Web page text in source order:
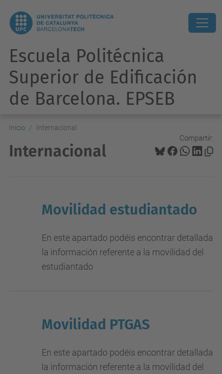
Escuela Politécnica
Superior de Edificación
de Barcelona. EPSEB
Inicio Internacional
Compartir:
Internacional
Movilidad estudiantado
En este apartado podéis encontrar detallada
la información referente a la movilidad del
estudiantado
Movilidad PTGAS
En este apartado podéis encontrar detallada
la información referente a la movilidad del